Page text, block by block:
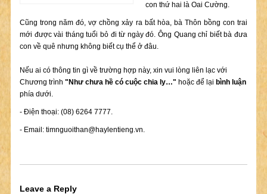
con thứ hai là Oai Cường.
Cũng trong năm đó, vợ chồng xảy ra bất hòa, bà Thôn bồng con trai
mới được vài tháng tuổi bỏ đi từ ngày đó. Ông Quang chỉ biết bà đưa
con về quê nhưng không biết cụ thể ở đâu.
Nếu ai có thông tin gì về trường hợp này, xin vui lòng liên lạc với
Chương trình "Như chưa hề có cuộc chia ly…" hoặc để lại bình luận
phía dưới.
- Điện thoại: (08) 6264 7777.
- Email: timnguoithan@haylentieng.vn.
Leave a Reply